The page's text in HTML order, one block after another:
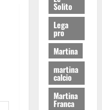
Solito
Lega
pro
Martina
martina
calcio
Martina
Franca